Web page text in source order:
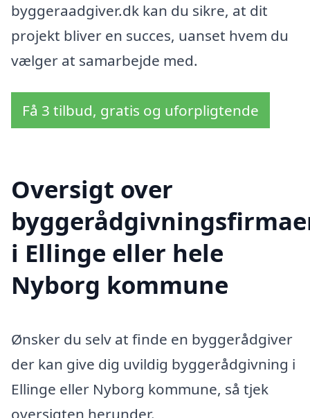
byggeraadgiver.dk kan du sikre, at dit
projekt bliver en succes, uanset hvem du
vælger at samarbejde med.
Få 3 tilbud, gratis og uforpligtende
Oversigt over
i Ellinge eller hele
Nyborg kommune
Ønsker du selv at finde en byggerådgiver
der kan give dig uvildig byggerådgivning i
Ellinge eller Nyborg kommune, så tjek
oversigten herunder.